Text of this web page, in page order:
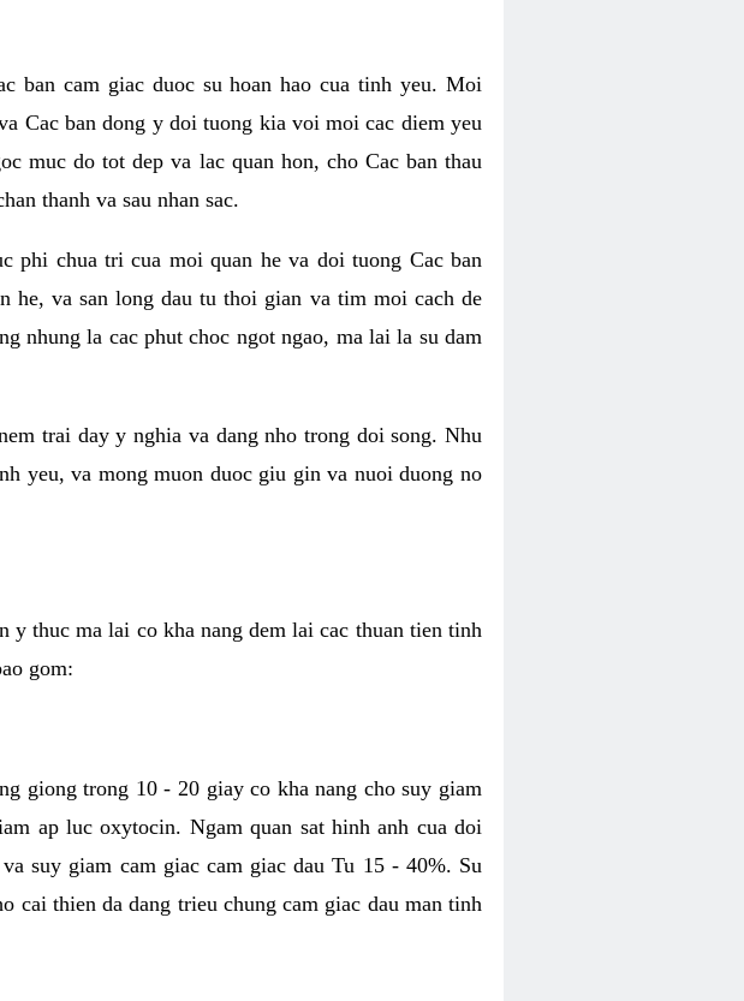
ban cam giac duoc su hoan hao cua tinh yeu. Moi
Cac ban dong y doi tuong kia voi moi cac diem yeu
muc do tot dep va lac quan hon, cho Cac ban thau
thanh va sau nhan sac.
phi chua tri cua moi quan he va doi tuong Cac ban
he, va san long dau tu thoi gian va tim moi cach de
nhung la cac phut choc ngot ngao, ma lai la su dam
trai day y nghia va dang nho trong doi song. Nhu
yeu, va mong muon duoc giu gin va nuoi duong no
thuc ma lai co kha nang dem lai cac thuan tien tinh
gom:
giong trong 10 - 20 giay co kha nang cho suy giam
ap luc oxytocin. Ngam quan sat hinh anh cua doi
suy giam cam giac cam giac dau Tu 15 - 40%. Su
cai thien da dang trieu chung cam giac dau man tinh